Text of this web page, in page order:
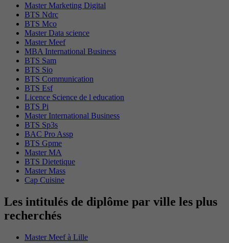
Master Marketing Digital
BTS Ndrc
BTS Mco
Master Data science
Master Meef
MBA International Business
BTS Sam
BTS Sio
BTS Communication
BTS Esf
Licence Science de l education
BTS Pi
Master International Business
BTS Sp3s
BAC Pro Assp
BTS Gpme
Master MA
BTS Dietetique
Master Mass
Cap Cuisine
Les intitulés de diplôme par ville les plus
recherchés
Master Meef à Lille